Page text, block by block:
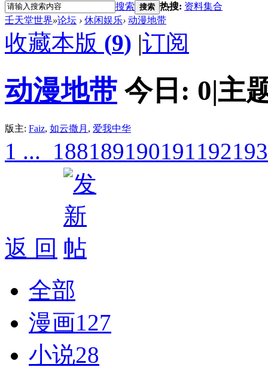
搜索 搜索 热搜: 资料集合
壬天堂世界»论坛 › 休闲娱乐› 动漫地带
收藏本版 (9) |订阅
动漫地带 今日: 0|主
版主: Faiz, 如云撒月 , 爱我中华
1 ... 188189190191192193
返 回
全部
漫画127
小说28